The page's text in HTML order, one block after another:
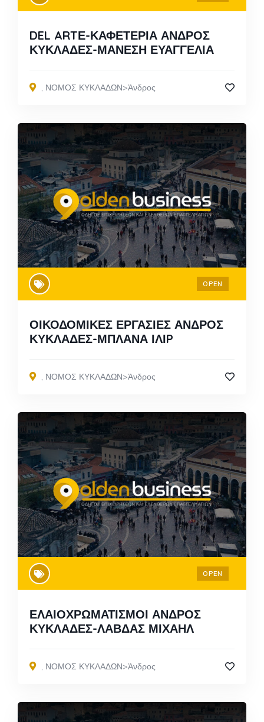
DEL ARTΕ-ΚΑΦΕΤΕΡΙΑ ΑΝΔΡΟΣ
ΚΥΚΛΑΔΕΣ-ΜΑΝΕΣΗ ΕΥΑΓΓΕΛΙΑ
, ΝΟΜΟΣ ΚΥΚΛΑΔΩΝ>Άνδρος
OPEN
ΟΙΚΟΔΟΜΙΚΕΣ ΕΡΓΑΣΙΕΣ ΑΝΔΡΟΣ
ΚΥΚΛΑΔΕΣ-ΜΠΛΑΝΑ ΙΛΙP
, ΝΟΜΟΣ ΚΥΚΛΑΔΩΝ>Άνδρος
OPEN
ΕΛΑΙΟΧΡΩΜΑΤΙΣΜΟΙ ΑΝΔΡΟΣ
ΚΥΚΛΑΔΕΣ-ΛΑΒΔΑΣ ΜΙΧΑΗΛ
, ΝΟΜΟΣ ΚΥΚΛΑΔΩΝ>Άνδρος